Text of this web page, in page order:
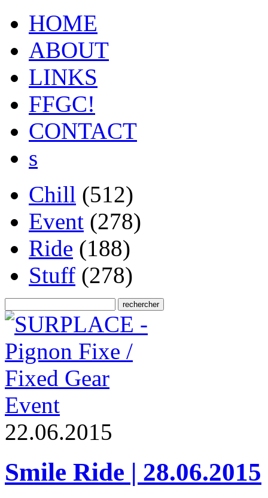
HOME
ABOUT
LINKS
FFGC!
CONTACT
s
Chill (512)
Event (278)
Ride (188)
Stuff (278)
Event
22.06.2015
Smile Ride | 28.06.2015